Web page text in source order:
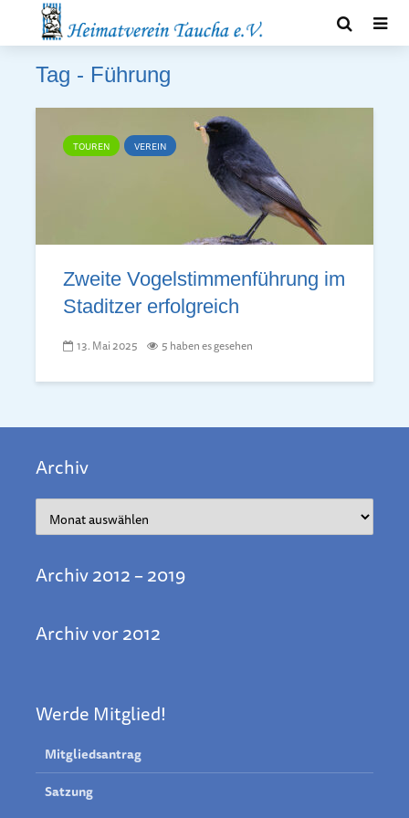
Tag - Führung
TOUREN VEREIN
Zweite Vogelstimmenführung im
Staditzer erfolgreich
13. Mai 2025 5 haben es gesehen
Archiv
Archiv 2012 – 2019
Archiv vor 2012
Werde Mitglied!
Mitgliedsantrag
Satzung